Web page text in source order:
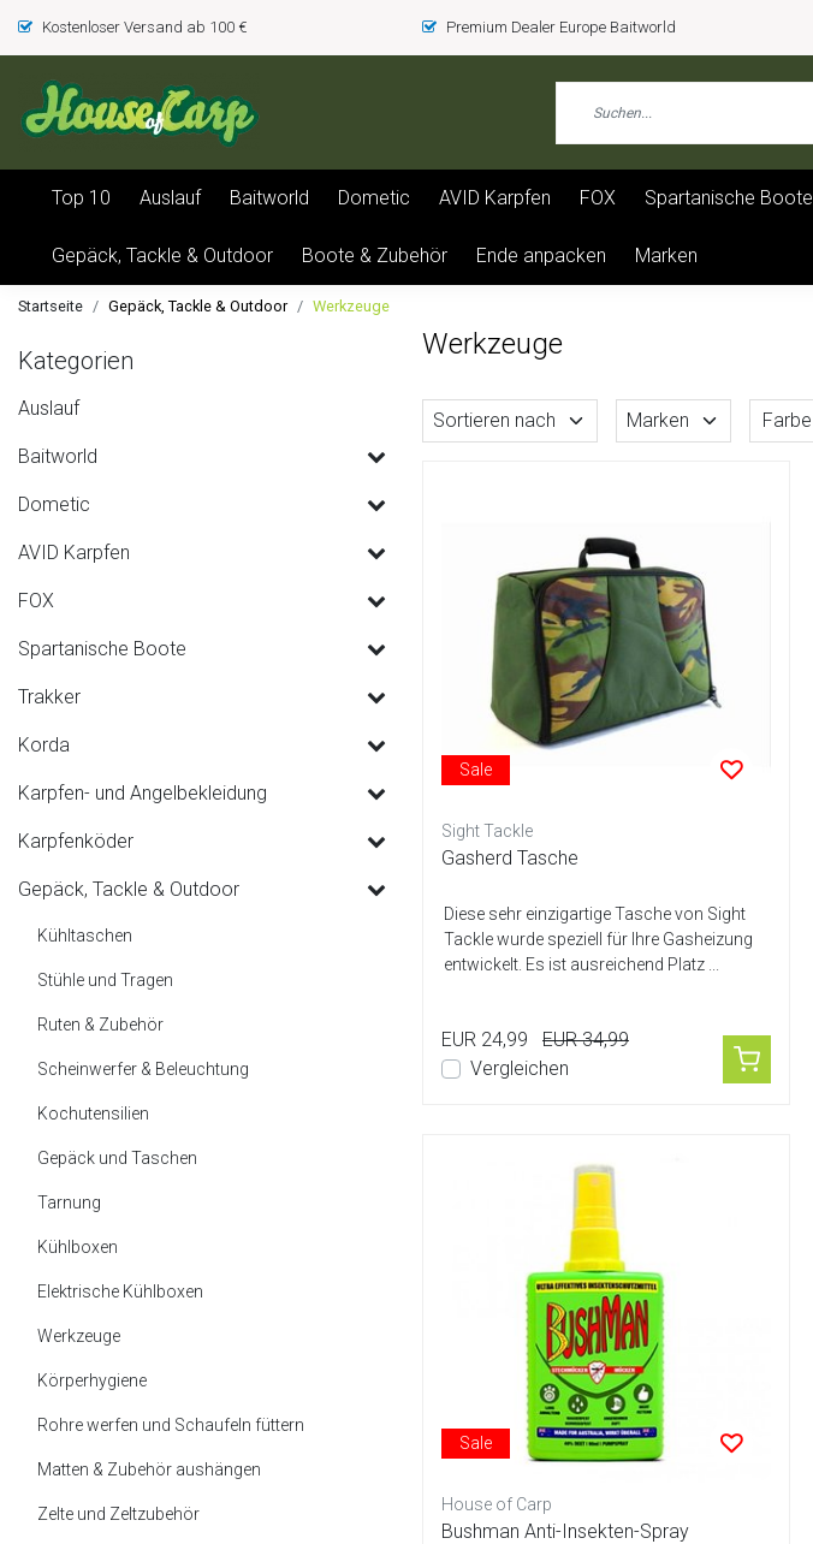
Kostenloser Versand ab 100 € Premium Dealer Europe Baitworld
Top 10 Auslauf Baitworld Dometic AVID Karpfen FOX Spartanische Boote
Gepäck, Tackle & Outdoor Boote & Zubehör Ende anpacken Marken
Startseite Gepäck, Tackle & Outdoor Werkzeuge
Kategorien
Auslauf
Baitworld
Dometic
AVID Karpfen
FOX
Spartanische Boote
Trakker
Korda
Karpfen- und Angelbekleidung
Karpfenköder
Gepäck, Tackle & Outdoor
Kühltaschen
Stühle und Tragen
Ruten & Zubehör
Scheinwerfer & Beleuchtung
Kochutensilien
Gepäck und Taschen
Tarnung
Kühlboxen
Elektrische Kühlboxen
Werkzeuge
Körperhygiene
Rohre werfen und Schaufeln füttern
Matten & Zubehör aushängen
Zelte und Zeltzubehör
Werkzeuge
Sortieren nach Marken Farbe
Sale
Sight Tackle
Gasherd Tasche
Diese sehr einzigartige Tasche von Sight
Tackle wurde speziell für Ihre Gasheizung
entwickelt. Es ist ausreichend Platz ...
EUR 24,99
EUR 34,99
Vergleichen
Sale
House of Carp
Bushman Anti-Insekten-Spray